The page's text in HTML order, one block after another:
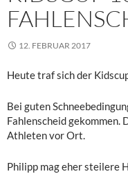
12. FEBRUAR 2017
Heute traf sich der
Bei guten
Fahlenscheid gekommen.
Athleten vor Ort.
Philipp mag eher steilere